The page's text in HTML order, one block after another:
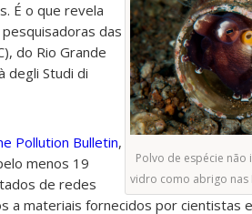
Polvo de espécie
vidro como abrigo nas
É o que revela
das
do Rio Grande
degli Studi di
Pollution Bulletin,
menos 19
de redes
a materiais fornecidos por cientistas